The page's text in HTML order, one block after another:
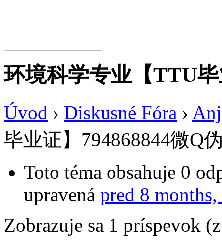
环境科学专业【TTU
Úvod › Diskusné Fóra ›
毕业证】794868844微Q
Toto téma obsahuje 0
upravená pred 8 months,
Zobrazuje sa 1 príspevok